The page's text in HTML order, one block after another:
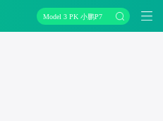
Model 3 PK 小鹏P7